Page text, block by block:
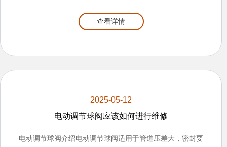
查看详情
2025-05-12
电动调节球阀应该如何进行维修
电动调节球阀介绍电动调节球阀适用于管道压差大，密封要